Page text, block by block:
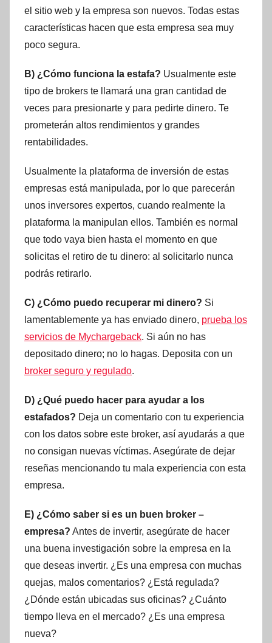
el sitio web y la empresa son nuevos. Todas estas
características hacen que esta empresa sea muy
poco segura.
B) ¿Cómo funciona la estafa? Usualmente este
tipo de brokers te llamará una gran cantidad de
veces para presionarte y para pedirte dinero. Te
prometerán altos rendimientos y grandes
rentabilidades.
Usualmente la plataforma de inversión de estas
empresas está manipulada, por lo que parecerán
unos inversores expertos, cuando realmente la
plataforma la manipulan ellos. También es normal
que todo vaya bien hasta el momento en que
solicitas el retiro de tu dinero: al solicitarlo nunca
podrás retirarlo.
C) ¿Cómo puedo recuperar mi dinero? Si
lamentablemente ya has enviado dinero, prueba los
servicios de Mychargeback. Si aún no has
depositado dinero; no lo hagas. Deposita con un
broker seguro y regulado.
D) ¿Qué puedo hacer para ayudar a los
estafados? Deja un comentario con tu experiencia
con los datos sobre este broker, así ayudarás a que
no consigan nuevas víctimas. Asegúrate de dejar
reseñas mencionando tu mala experiencia con esta
empresa.
E) ¿Cómo saber si es un buen broker –
empresa? Antes de invertir, asegúrate de hacer
una buena investigación sobre la empresa en la
que deseas invertir. ¿Es una empresa con muchas
quejas, malos comentarios? ¿Está regulada?
¿Dónde están ubicadas sus oficinas? ¿Cuánto
tiempo lleva en el mercado? ¿Es una empresa
nueva?